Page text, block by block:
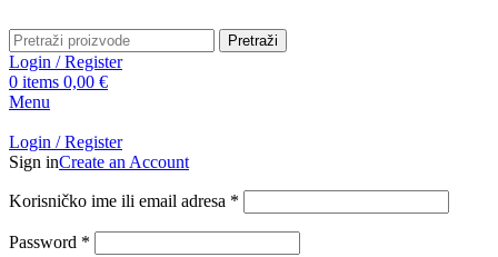
Pretraži
Login / Register
0 items 0,00 €
Menu
Login / Register
Sign inCreate an Account
Korisničko ime ili email adresa *
Password *